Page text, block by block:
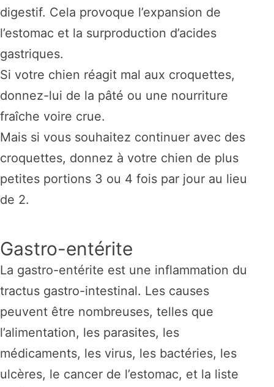
digestif. Cela provoque l’expansion de
l’estomac et la surproduction d’acides
gastriques.
Si votre chien réagit mal aux croquettes,
donnez-lui de la pâté ou une nourriture
fraîche voire crue.
Mais si vous souhaitez continuer avec des
croquettes, donnez à votre chien de plus
petites portions 3 ou 4 fois par jour au lieu
de 2.
Gastro-entérite
La gastro-entérite est une inflammation du
tractus gastro-intestinal. Les causes
peuvent être nombreuses, telles que
l’alimentation, les parasites, les
médicaments, les virus, les bactéries, les
ulcères, le cancer de l’estomac, et la liste